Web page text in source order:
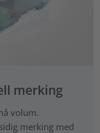
merking
volum.
merking med